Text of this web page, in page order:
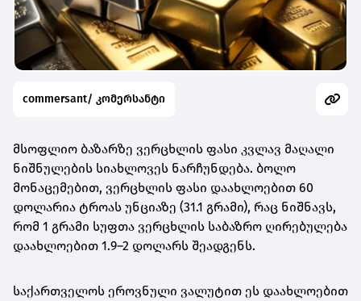
commersant/ კომერსანტი
მსოფლიო ბაზარზე ვერცხლის ფასი კვლავ მაღალი
ნიშნულების სიახლოვეს ნარჩუნდება. ბოლო
მონაცემებით, ვერცხლის ფასი დაახლოებით 60
დოლარია ტროას უნციაზე (31.1 გრამი), რაც ნიშნავს,
რომ 1 გრამი სუფთა ვერცხლის საბაზრო ღირებულება
დაახლოებით 1.9–2 დოლარს შეადგენს.
საქართველოს ეროვნული ვალუტით ეს დაახლოებით